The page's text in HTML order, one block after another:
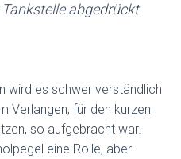
abgedrückt
wird es schwer verständlich
Verlangen, für den kurzen
so aufgebracht war.
eine Rolle, aber